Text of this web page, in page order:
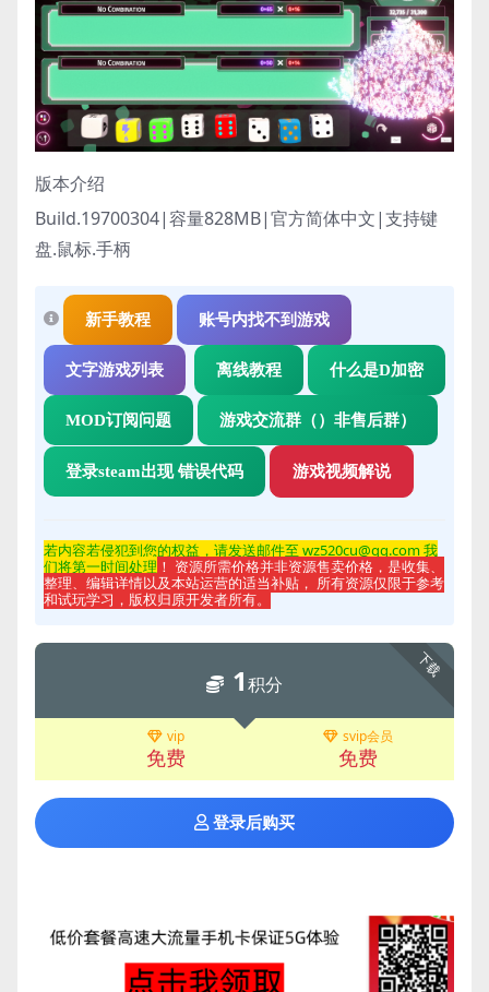
版本介绍
Build.19700304|容量828MB|官方简体中文|支持键
盘.鼠标.手柄
新手教程 账号内找不到游戏
文字游戏列表 离线教程 什么是D加密
MOD订阅问题 游戏交流群（）非售后群）
登录steam出现 错误代码 游戏视频解说
若内容若侵犯到您的权益，请发送邮件至 wz520cu@qq.com 我
们将第一时间处理 ！ 资源所需价格并非资源售卖价格，是收集、
整理、编辑详情以及本站运营的适当补贴， 所有资源仅限于参考
和试玩学习，版权归原开发者所有。
下载
1积分
vip
免费
svip会员
免费
登录后购买